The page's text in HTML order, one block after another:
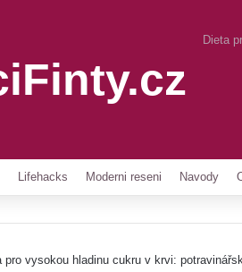
Dieta
Lifehacks Moderni reseni Navody
pro vysokou hladinu cukru v krvi: